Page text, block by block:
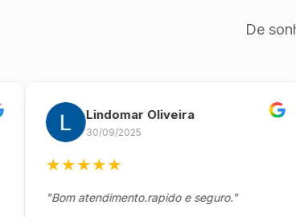
De
Lindomar Oliveira
30/09/2025
★★★★
"Bom atendimento.rapido e seguro."